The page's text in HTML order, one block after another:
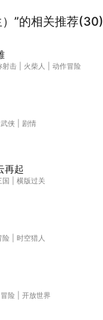
”的相关推荐(30)
射击 火柴人
动作冒险
武侠
剧情
再起
国
横版过关
险
时空猎人
冒险
开放世界